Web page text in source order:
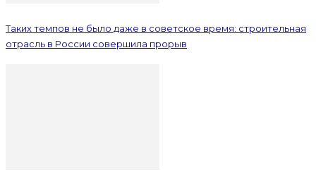
Таких темпов не было даже в советское время: строительная
отрасль в России совершила прорыв